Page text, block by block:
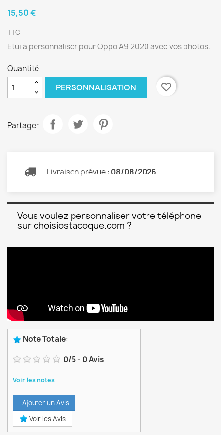
15,50 €
TTC
Etui à personnaliser pour Oppo A9 2020 avec vos photos.
Quantité
PERSONNALISATION favorite_border
Partager
Livraison prévue : 08/08/2026
Vous voulez personnaliser votre téléphone
sur choisiostacoque.com ?
Note Totale:
0/5- 0Avis
Voir les notes
Ajouter un Avis
Voir les Avis